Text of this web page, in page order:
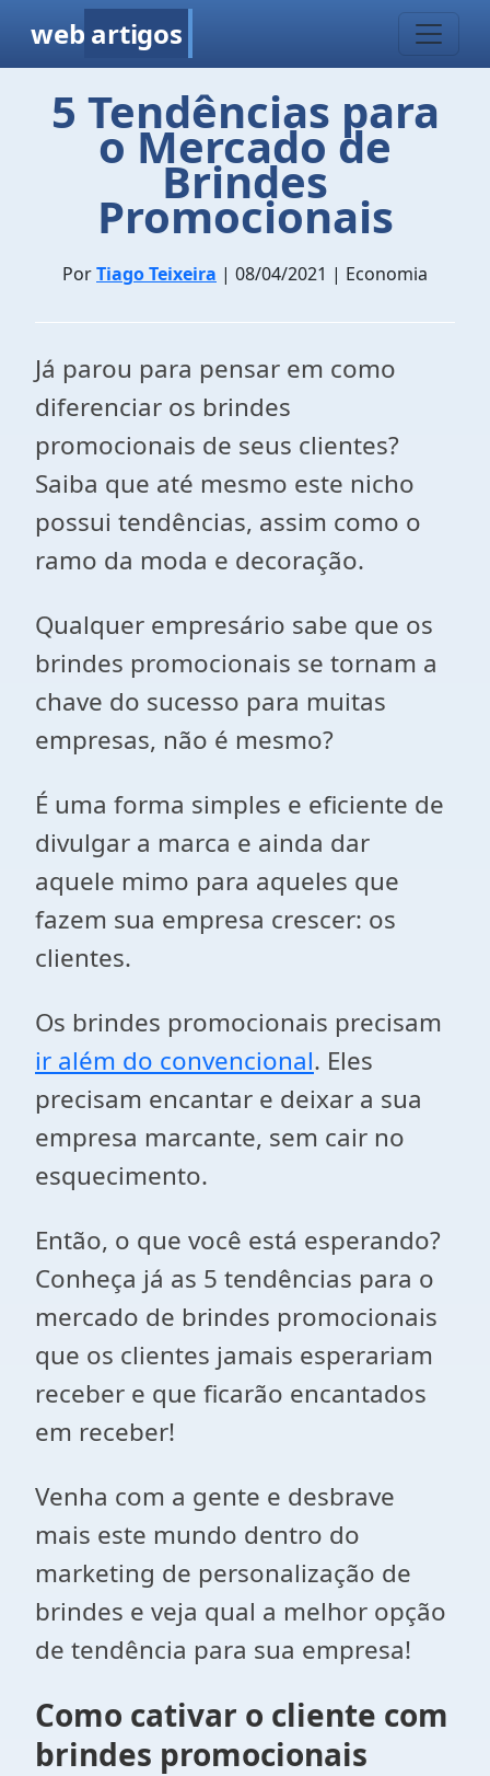
web artigos
5 Tendências para
o Mercado de
Brindes
Promocionais
PorTiago Teixeira | 08/04/2021 | Economia
Já parou para pensar em como
diferenciar os brindes
promocionais de seus clientes?
Saiba que até mesmo este nicho
possui tendências, assim como o
ramo da moda e decoração.
Qualquer empresário sabe que os
brindes promocionais se tornam a
chave do sucesso para muitas
empresas, não é mesmo?
É uma forma simples e eficiente de
divulgar a marca e ainda dar
aquele mimo para aqueles que
fazem sua empresa crescer: os
clientes.
Os brindes promocionais precisam
ir além do convencional. Eles
precisam encantar e deixar a sua
empresa marcante, sem cair no
esquecimento.
Então, o que você está esperando?
Conheça já as 5 tendências para o
mercado de brindes promocionais
que os clientes jamais esperariam
receber e que ficarão encantados
em receber!
Venha com a gente e desbrave
mais este mundo dentro do
marketing de personalização de
brindes e veja qual a melhor opção
de tendência para sua empresa!
Como cativar o cliente com
brindes promocionais